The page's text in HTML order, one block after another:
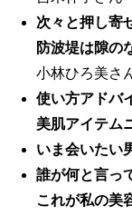
次々と押し寄
防波堤は隙の
小林ひろ美
使い方アドバ
美肌アイテム
いま会いた
誰が何と言っ
これが私の美